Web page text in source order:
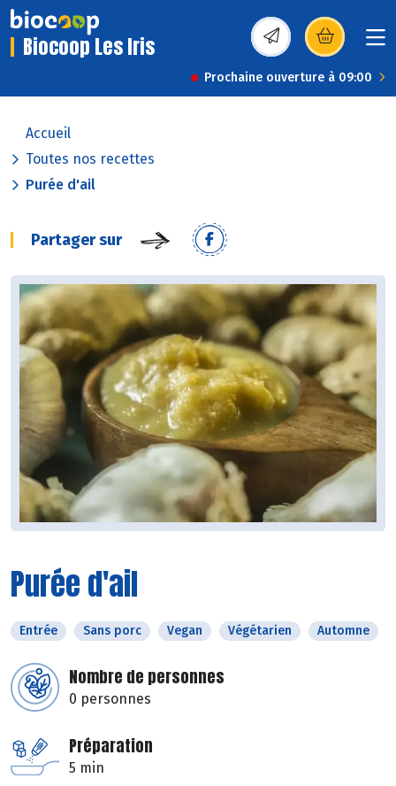
Biocoop Les Iris (s’ouvre dans une
Prochaine ouverture à 09:00
Accueil
Toutes nos recettes
Purée d'ail
Partager sur
Purée d'ail
Entrée Sans porc Vegan Végétarien Automne
Nombre de personnes
0 personnes
Préparation
5 min